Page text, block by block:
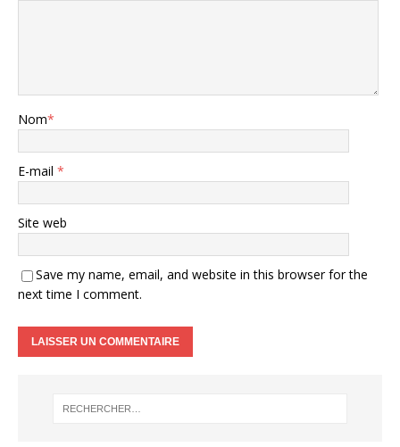
Nom*
E-mail *
Site web
Save my name, email, and website in this browser for the
next time I comment.